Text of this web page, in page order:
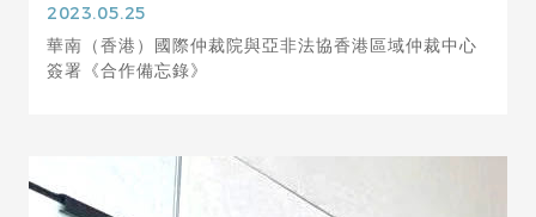
2023.05.25
華南（香港）國際仲裁院與亞非法協香港區域仲裁中心
簽署《合作備忘錄》